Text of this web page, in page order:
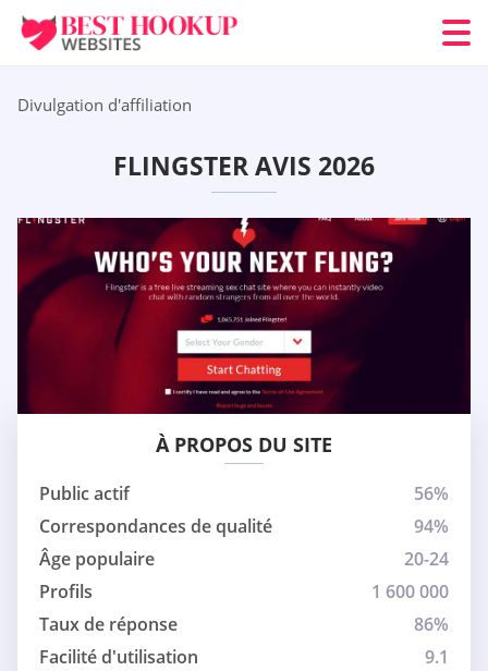
Divulgation d'affiliation
FLINGSTER AVIS 2026
À PROPOS DU SITE
Public actif
56%
Correspondances de qualité
94%
Âge populaire
20-24
Profils
1 600 000
Taux de réponse
86%
Facilité d'utilisation
9.1